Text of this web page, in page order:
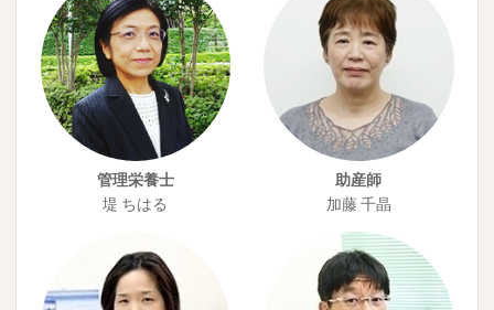
管理栄養士
堤 ちはる
助産師
加藤 千晶